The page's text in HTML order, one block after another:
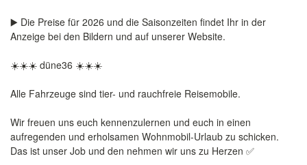
▶️ Die Preise für 2026 und die Saisonzeiten findet Ihr in der
Anzeige bei den Bildern und auf unserer Website.
☀️☀️☀️ düne36 ☀️☀️☀️
Alle Fahrzeuge sind tier- und rauchfreie Reisemobile.
Wir freuen uns euch kennenzulernen und euch in einen
aufregenden und erholsamen Wohnmobil-Urlaub zu schicken.
Das ist unser Job und den nehmen wir uns zu Herzen ✅